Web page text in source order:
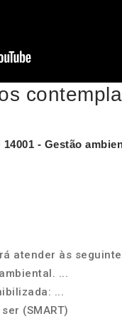
14001 - Gestão
atender às
...
...
(SMART)